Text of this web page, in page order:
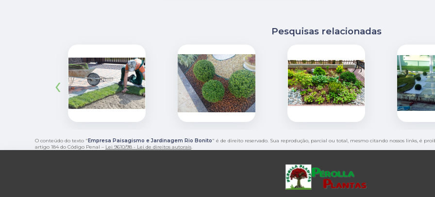
Pesquisas relacionadas
‹
O conteúdo do texto "Empresa Paisagismo e Jardinagem Rio Bonito" é de direito reservado. Sua reprodução, parcial ou total, mesmo citando nossos links, é
artigo 184 do Código Penal – Lei 9610/98 - Lei de direitos autorais.